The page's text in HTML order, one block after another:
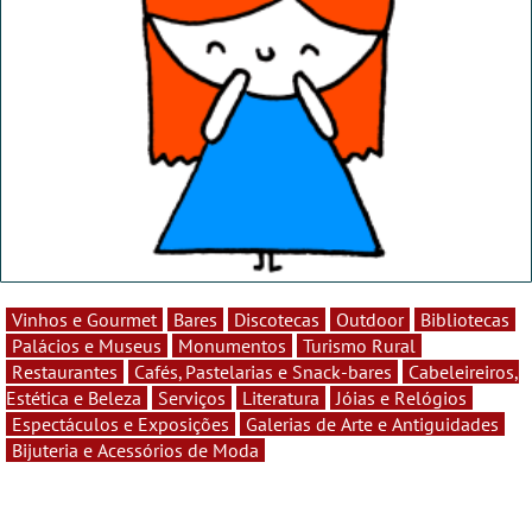
Vinhos e Gourmet Bares Discotecas Outdoor
Bibliotecas
Palácios e Museus
Monumentos
Turismo Rural
Restaurantes
Cafés, Pastelarias e Snack-bares
Cabeleireiros,
Estética e Beleza
Serviços Literatura
Jóias e Relógios
Espectáculos e Exposições
Galerias de Arte e Antiguidades
Bijuteria e Acessórios de Moda